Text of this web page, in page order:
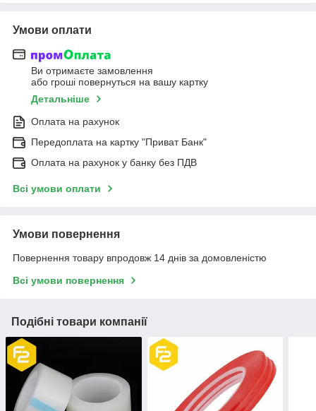
Умови оплати
Ви отримаєте замовлення
або гроші повернуться на вашу картку
Детальніше
Оплата на рахунок
Передоплата на картку "Приват Банк"
Оплата на рахунок у банку без ПДВ
Всі умови оплати
Умови повернення
Повернення товару впродовж 14 днів за домовленістю
Всі умови повернення
Подібні товари компанії